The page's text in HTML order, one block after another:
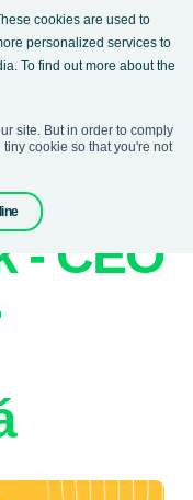
cookies are used to
personalized services to
To find out more about the
site. But in order to comply
cookie so that you're not
- CEO